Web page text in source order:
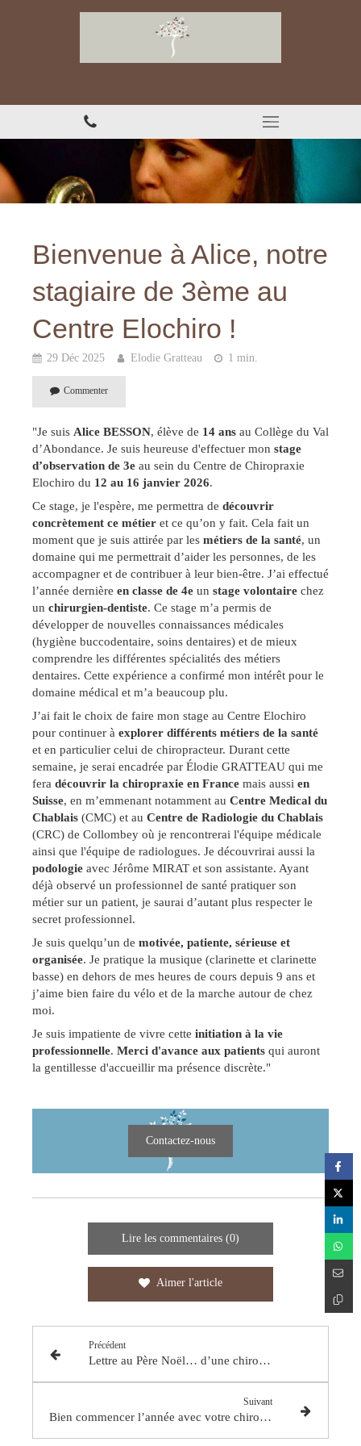
Bienvenue à Alice, notre
stagiaire de 3ème au
Centre Elochiro !
29 Déc 2025 Elodie Gratteau 1 min.
Commenter
"Je suis Alice BESSON, élève de 14 ans au Collège du Val
d’Abondance. Je suis heureuse d'effectuer mon stage
d’observation de 3e au sein du Centre de Chiropraxie
Elochiro du 12 au 16 janvier 2026.
Ce stage, je l'espère, me permettra de découvrir
concrètement ce métier et ce qu’on y fait. Cela fait un
moment que je suis attirée par les métiers de la santé, un
domaine qui me permettrait d’aider les personnes, de les
accompagner et de contribuer à leur bien-être. J’ai effectué
l’année dernière en classe de 4e un stage volontaire chez
un chirurgien-dentiste. Ce stage m’a permis de
développer de nouvelles connaissances médicales
(hygiène buccodentaire, soins dentaires) et de mieux
comprendre les différentes spécialités des métiers
dentaires. Cette expérience a confirmé mon intérêt pour le
domaine médical et m’a beaucoup plu.
J’ai fait le choix de faire mon stage au Centre Elochiro
pour continuer à explorer différents métiers de la santé
et en particulier celui de chiropracteur. Durant cette
semaine, je serai encadrée par Élodie GRATTEAU qui me
fera découvrir la chiropraxie en France mais aussi en
Suisse, en m’emmenant notamment au Centre Medical du
Chablais (CMC) et au Centre de Radiologie du Chablais
(CRC) de Collombey où je rencontrerai l'équipe médicale
ainsi que l'équipe de radiologues. Je découvrirai aussi la
podologie avec Jérôme MIRAT et son assistante. Ayant
déjà observé un professionnel de santé pratiquer son
métier sur un patient, je saurai d’autant plus respecter le
secret professionnel.
Je suis quelqu’un de motivée, patiente, sérieuse et
organisée. Je pratique la musique (clarinette et clarinette
basse) en dehors de mes heures de cours depuis 9 ans et
j’aime bien faire du vélo et de la marche autour de chez
moi.
Je suis impatiente de vivre cette initiation à la vie
professionnelle. Merci d'avance aux patients qui auront
la gentillesse d'accueillir ma présence discrète."
Contactez-nous
Lire les commentaires (0)
Aimer l'article
Précédent
Lettre au Père Noël… d’une chiropracteure passionnée
Suivant
Bien commencer l’année avec votre chiropracteure préférée !